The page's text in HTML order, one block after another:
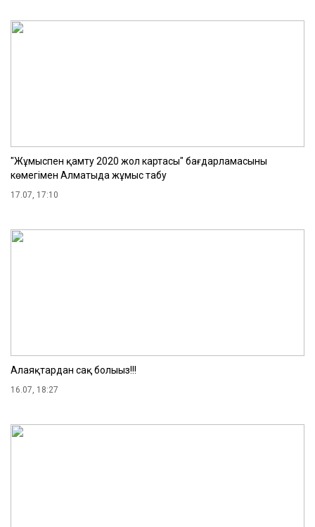
"Жұмыспен қамту 2020 жол картасы" бағдарламасының
көмегімен Алматыда жұмыс табу
17.07, 17:10
Алаяқтардан сақ болыңыз!!!
16.07, 18:27